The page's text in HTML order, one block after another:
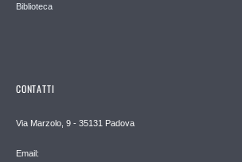
Biblioteca
CONTATTI
Via Marzolo, 9 - 35131 Padova
Email: